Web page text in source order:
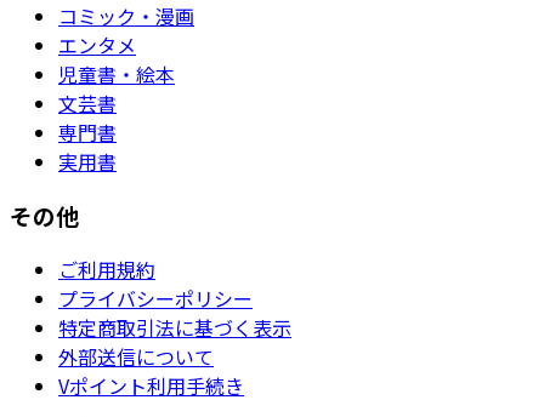
コミック・漫画
エンタメ
児童書・絵本
文芸書
専門書
実用書
その他
ご利用規約
プライバシーポリシー
特定商取引法に基づく表示
外部送信について
Vポイント利用手続き